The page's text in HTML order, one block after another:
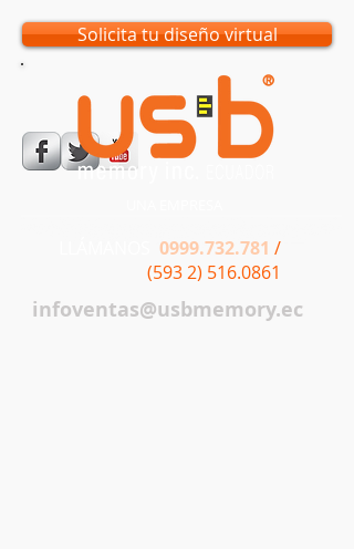
0999.732.781 /
(593 2) 516.0861
infoventas@usbmemory.ec
Solicita tu diseño virtual